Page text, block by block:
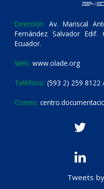
Dirección: Av. Mariscal
Fernández Salvador
Ecuador.
Web: www.olade.org
Teléfono: (593 2) 259 8122
Correo:
Tweets